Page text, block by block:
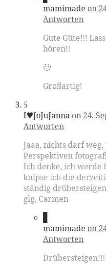
mamimade on
Antworten
Gute Güte!!!
hören!!
🙂
Großartig!
5
I♥JoJuJanna on 24.
Antworten
Jaaa, nichts darf
Perspektiven
Ich denke, ich werde
knipse ich die
ständig
glg, Carmen
mamimade on
Antworten